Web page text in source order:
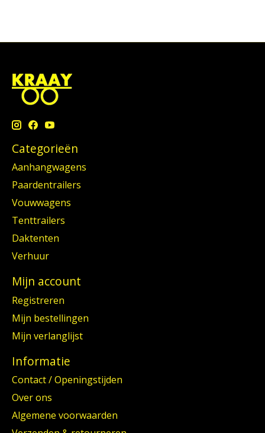
Categorieën
Aanhangwagens
Paardentrailers
Vouwwagens
Tenttrailers
Daktenten
Verhuur
Mijn account
Registreren
Mijn bestellingen
Mijn verlanglijst
Informatie
Contact / Openingstijden
Over ons
Algemene voorwaarden